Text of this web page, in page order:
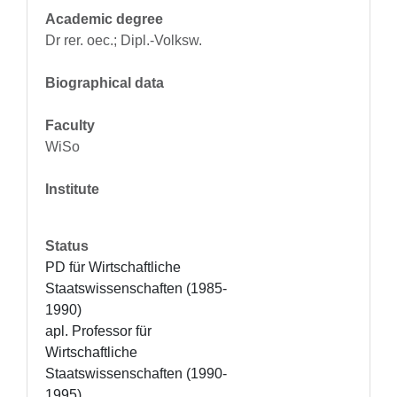
Academic degree
Dr rer. oec.; Dipl.-Volksw.
Biographical data
Faculty
WiSo
Institute
Status
PD für Wirtschaftliche
Staatswissenschaften (1985-
1990)
apl. Professor für
Wirtschaftliche
Staatswissenschaften (1990-